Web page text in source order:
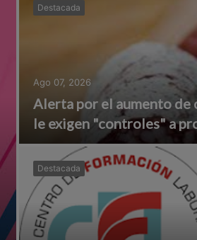
Destacada
Ago 07, 2026
Alerta por el aumento de
le exigen "controles" a
Destacada